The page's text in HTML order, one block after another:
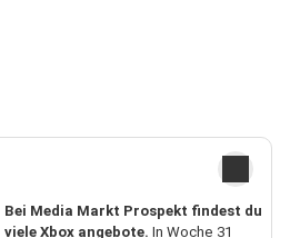
Bei Media Markt Prospekt findest du
viele Xbox angebote. In Woche 31